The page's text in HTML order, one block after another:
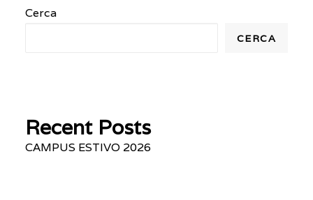
Cerca
CERCA
Recent Posts
CAMPUS ESTIVO 2026